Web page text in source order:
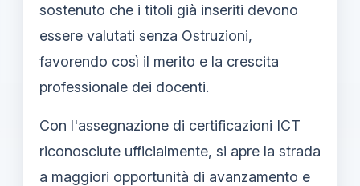
sostenuto che i titoli già inseriti devono
essere valutati senza Ostruzioni,
favorendo così il merito e la crescita
professionale dei docenti.
Con l'assegnazione di certificazioni ICT
riconosciute ufficialmente, si apre la strada
a maggiori opportunità di avanzamento e